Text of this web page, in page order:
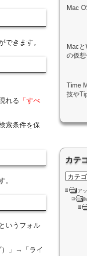
きます。
れる
「すべ
索条件を保
。
というフォル
）」→「ライ
Mac
Mac
の仮
Time
技や
カテ
ア